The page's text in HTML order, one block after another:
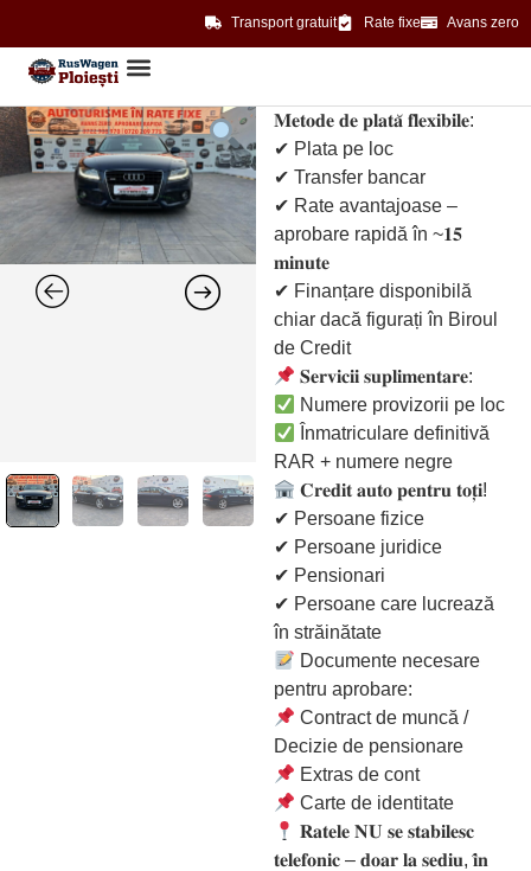
Transport gratuit Rate fixe Avans zero
𝐌𝐞𝐭𝐨𝐝𝐞 𝐝𝐞 𝐩𝐥𝐚𝐭𝐚̆ 𝐟𝐥𝐞𝐱𝐢𝐛𝐢𝐥𝐞:
✔ Plata pe loc
✔ Transfer bancar
✔ Rate avantajoase –
aprobare rapidă în ~𝟏𝟓
𝐦𝐢𝐧𝐮𝐭𝐞
✔ Finanțare disponibilă
chiar dacă figurați în Biroul
de Credit
𝐒𝐞𝐫𝐯𝐢𝐜𝐢𝐢 𝐬𝐮𝐩𝐥𝐢𝐦𝐞𝐧𝐭𝐚𝐫𝐞:
Numere provizorii pe loc
Înmatriculare definitivă
RAR + numere negre
𝐂𝐫𝐞𝐝𝐢𝐭 𝐚𝐮𝐭𝐨 𝐩𝐞𝐧𝐭𝐫𝐮 𝐭𝐨𝐭̦𝐢!
✔ Persoane fizice
✔ Persoane juridice
✔ Pensionari
✔ Persoane care lucrează
în străinătate
Documente necesare
pentru aprobare:
Contract de muncă /
Decizie de pensionare
Extras de cont
Carte de identitate
𝐑𝐚𝐭𝐞𝐥𝐞 𝐍𝐔 𝐬𝐞 𝐬𝐭𝐚𝐛𝐢𝐥𝐞𝐬𝐜
𝐭𝐞𝐥𝐞𝐟𝐨𝐧𝐢𝐜 – 𝐝𝐨𝐚𝐫 𝐥𝐚 𝐬𝐞𝐝𝐢𝐮, 𝐢̂𝐧